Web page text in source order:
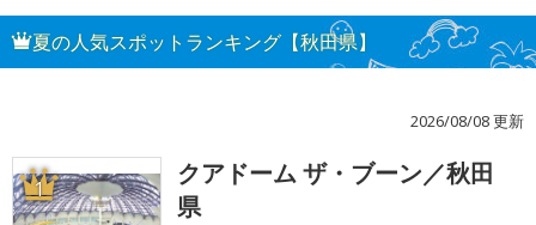
夏の人気スポットランキング【秋田県】
2026/08/08 更新
1
クアドーム ザ・ブーン／秋田
県